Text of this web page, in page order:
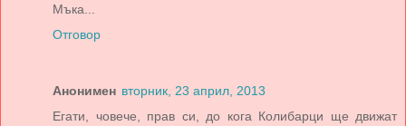
Мъка...
Отговор
Анонимен вторник, 23 април, 2013
Егати, човече, прав си, до кога Колибарци ще движат